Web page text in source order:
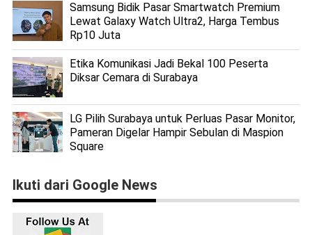
Samsung Bidik Pasar Smartwatch Premium
Lewat Galaxy Watch Ultra2, Harga Tembus
Rp10 Juta
Etika Komunikasi Jadi Bekal 100 Peserta
Diksar Cemara di Surabaya
LG Pilih Surabaya untuk Perluas Pasar Monitor,
Pameran Digelar Hampir Sebulan di Maspion
Square
Ikuti dari Google News